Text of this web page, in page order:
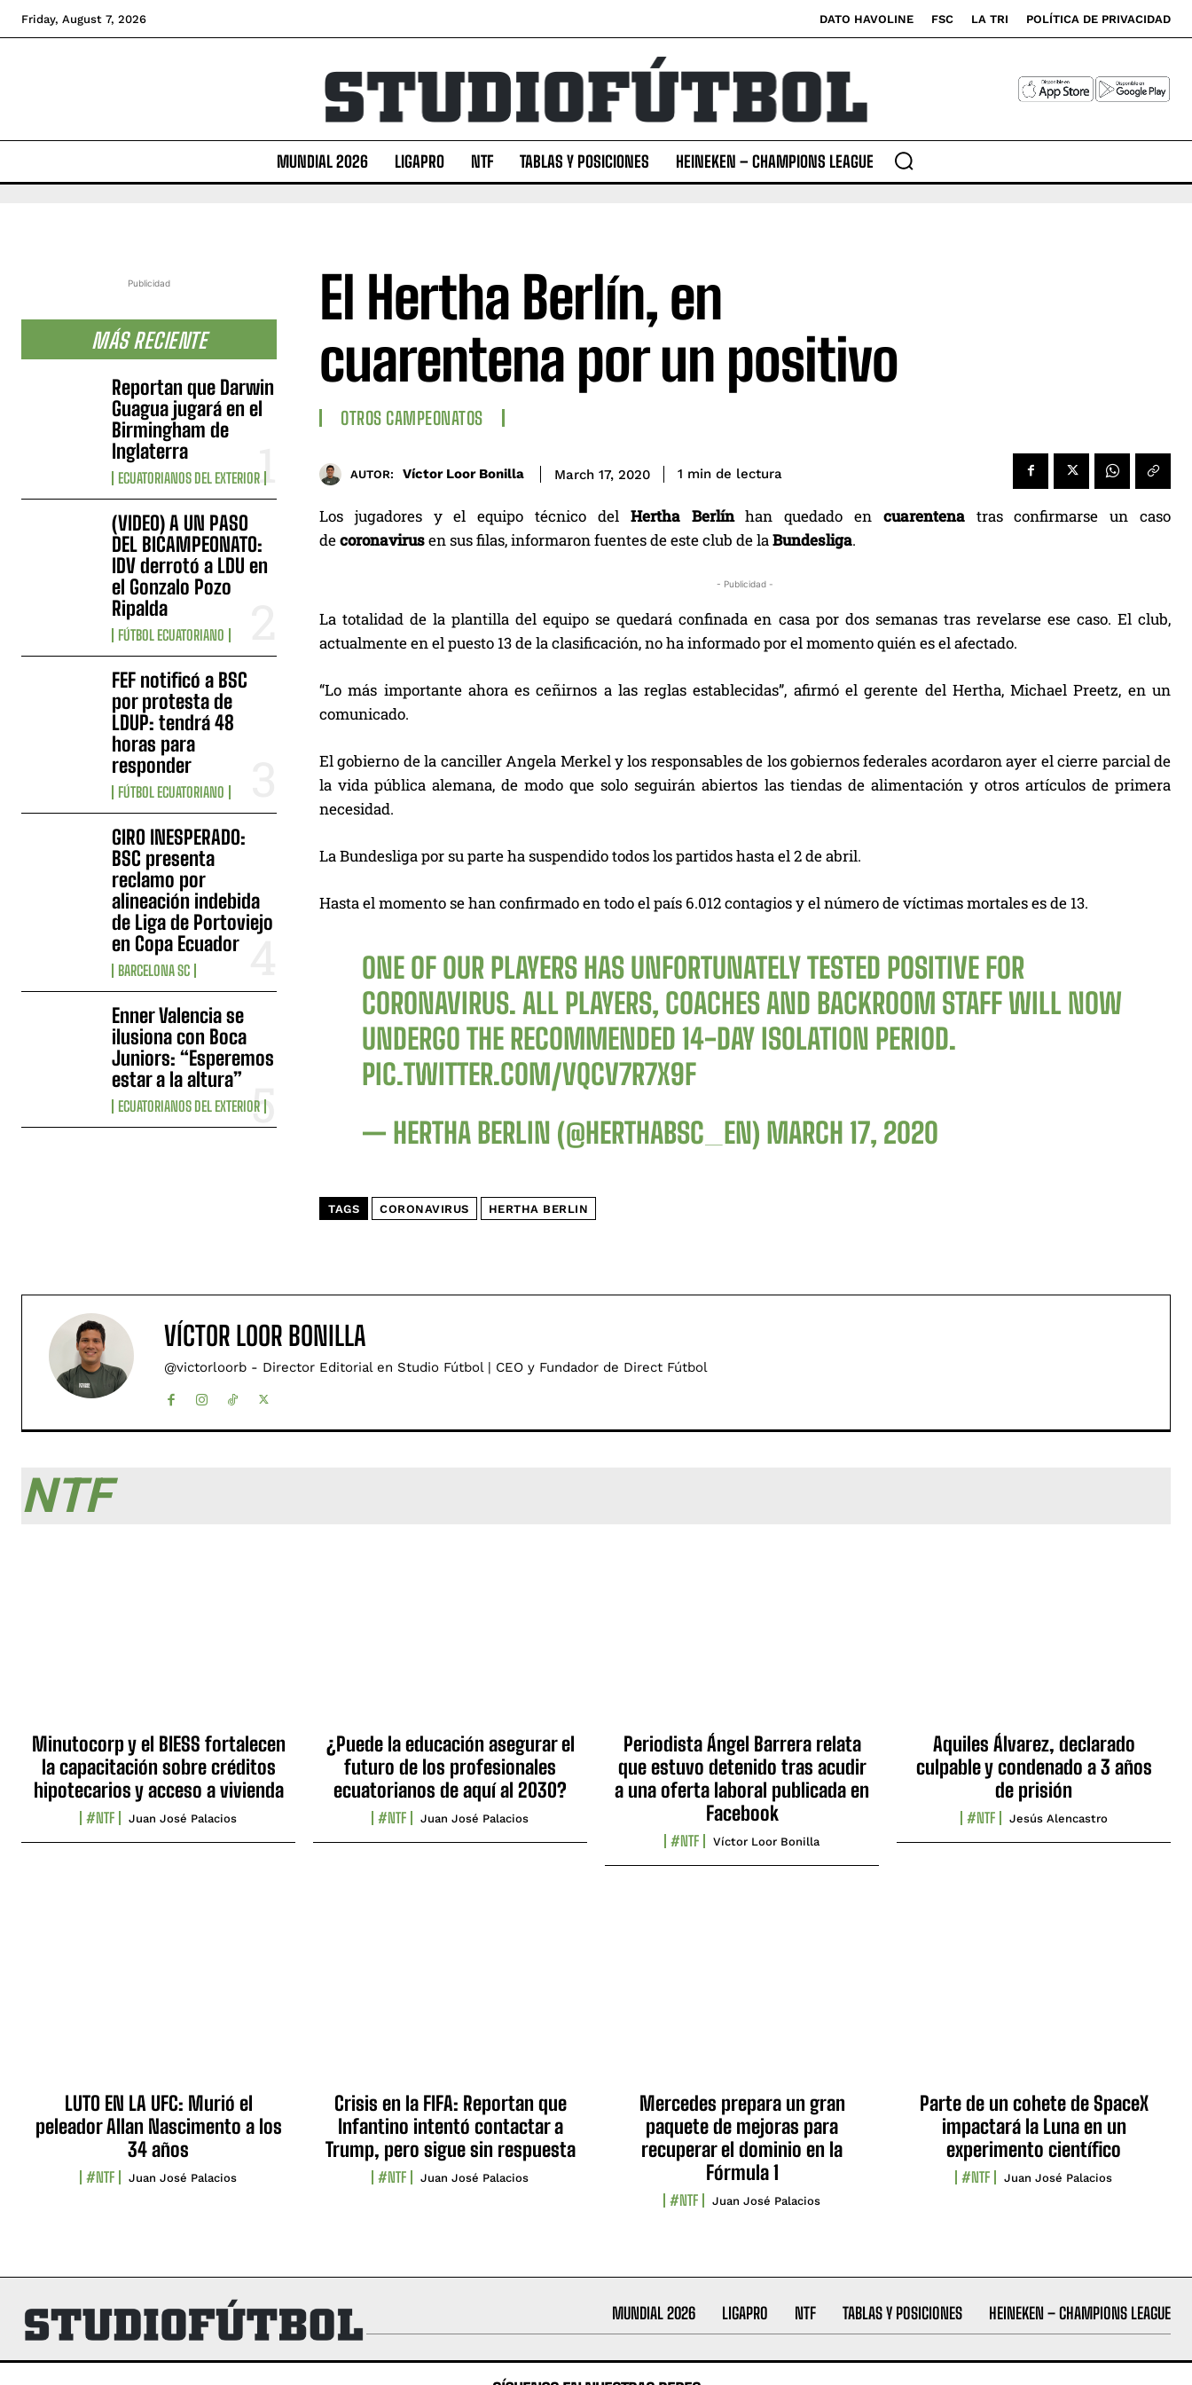
Friday, August 7, 2026 DATO HAVOLINE FSC LA TRI POLÍTICA DE PRIVACIDAD
MUNDIAL 2026 LIGAPRO NTF TABLAS Y POSICIONES HEINEKEN – CHAMPIONS LEAGUE
Publicidad
MÁS RECIENTE
Reportan que Darwin
Guagua jugará en el
Birmingham de
Inglaterra
ECUATORIANOS DEL EXTERIOR
(VIDEO) A UN PASO
DEL BICAMPEONATO:
IDV derrotó a LDU en
el Gonzalo Pozo
Ripalda
FÚTBOL ECUATORIANO
FEF notificó a BSC
por protesta de
LDUP: tendrá 48
horas para
responder
FÚTBOL ECUATORIANO
GIRO INESPERADO:
BSC presenta
reclamo por
alineación indebida
de Liga de Portoviejo
en Copa Ecuador
BARCELONA SC
Enner Valencia se
ilusiona con Boca
Juniors: “Esperemos
estar a la altura”
ECUATORIANOS DEL EXTERIOR
El Hertha Berlín, en
cuarentena por un positivo
OTROS CAMPEONATOS
AUTOR: Víctor Loor Bonilla March 17, 2020 1 min de lectura
Los jugadores y el equipo técnico del Hertha Berlínhan quedado en cuarentena tras confirmarse un caso
decoronavirusen sus filas, informaron fuentes de este club de laBundesliga.
- Publicidad -
La totalidad de la plantilla del equipo se quedará confinada en casa por dos semanas tras revelarse ese caso. El club,
actualmente en el puesto 13 de la clasificación, no ha informado por el momento quién es el afectado.
“Lo más importante ahora es ceñirnos a las reglas establecidas”, afirmó el gerente del Hertha, Michael Preetz, en un
comunicado.
El gobierno de la canciller Angela Merkel y los responsables de los gobiernos federales acordaron ayer el cierre parcial de
la vida pública alemana, de modo que solo seguirán abiertos las tiendas de alimentación y otros artículos de primera
necesidad.
La Bundesliga por su parte ha suspendido todos los partidos hasta el 2 de abril.
Hasta el momento se han confirmado en todo el país 6.012 contagios y el número de víctimas mortales es de 13.
ONE OF OUR PLAYERS HAS UNFORTUNATELY TESTED POSITIVE FOR
CORONAVIRUS. ALL PLAYERS, COACHES AND BACKROOM STAFF WILL NOW
UNDERGO THE RECOMMENDED 14-DAY ISOLATION PERIOD.
PIC.TWITTER.COM/VQCV7R7X9F
— HERTHA BERLIN (@HERTHABSC_EN) MARCH 17, 2020
TAGS CORONAVIRUS HERTHA BERLIN
VÍCTOR LOOR BONILLA
@victorloorb - Director Editorial en Studio Fútbol | CEO y Fundador de Direct Fútbol
NTF
Minutocorp y el BIESS fortalecen
la capacitación sobre créditos
hipotecarios y acceso a vivienda
#NTF Juan José Palacios
¿Puede la educación asegurar el
futuro de los profesionales
ecuatorianos de aquí al 2030?
#NTF Juan José Palacios
Periodista Ángel Barrera relata
que estuvo detenido tras acudir
a una oferta laboral publicada en
Facebook
#NTF Víctor Loor Bonilla
Aquiles Álvarez, declarado
culpable y condenado a 3 años
de prisión
#NTF Jesús Alencastro
LUTO EN LA UFC: Murió el
peleador Allan Nascimento a los
34 años
#NTF Juan José Palacios
Crisis en la FIFA: Reportan que
Infantino intentó contactar a
Trump, pero sigue sin respuesta
#NTF Juan José Palacios
Mercedes prepara un gran
paquete de mejoras para
recuperar el dominio en la
Fórmula 1
#NTF Juan José Palacios
Parte de un cohete de SpaceX
impactará la Luna en un
experimento científico
#NTF Juan José Palacios
MUNDIAL 2026 LIGAPRO NTF TABLAS Y POSICIONES HEINEKEN – CHAMPIONS LEAGUE